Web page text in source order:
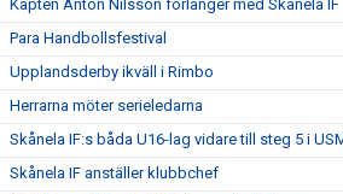
Kapten Anton Nilsson förlänger med Skånela IF
Para Handbollsfestival
Upplandsderby ikväll i Rimbo
Herrarna möter serieledarna
Skånela IF:s båda U16-lag vidare till steg 5 i
Skånela IF anställer klubbchef